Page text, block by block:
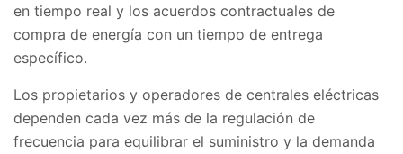
en tiempo real y los acuerdos contractuales de
compra de energía con un tiempo de entrega
específico.
Los propietarios y operadores de centrales eléctricas
dependen cada vez más de la regulación de
frecuencia para equilibrar el suministro y la demanda